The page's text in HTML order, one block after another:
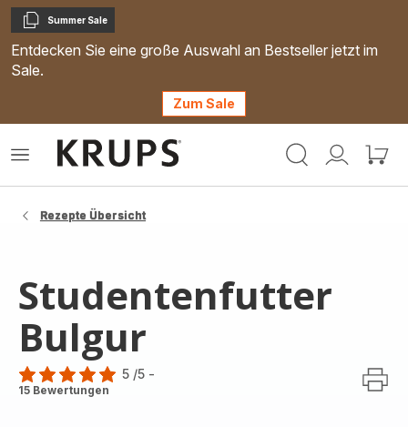
Kopieren
Summer Sale
Entdecken Sie eine große Auswahl an Bestseller jetzt im
Sale.
Zum Sale
Mein
Mein
Das
Rezepte Übersicht
Studentenfutter
Bulgur
Bewertung
5 /5 -
15 Bewertungen